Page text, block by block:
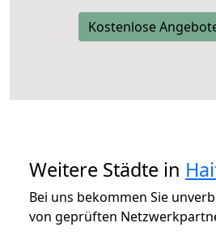
Kostenlose
Weitere Städte in
Bei uns bekommen Sie
von geprüften